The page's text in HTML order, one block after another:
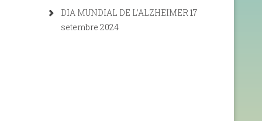
DIA MUNDIAL DE L’ALZHEIMER17
setembre 2024